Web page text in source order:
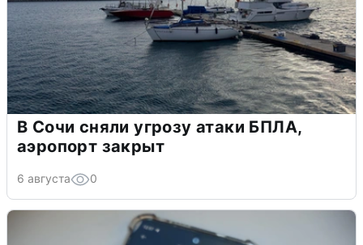
В Сочи сняли угрозу атаки БПЛА,
аэропорт закрыт
6 августа 0